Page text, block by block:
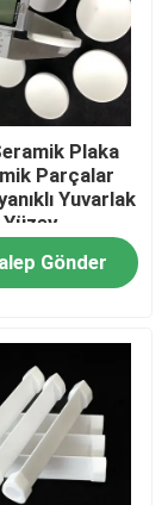
Plaka
Parçalar
Yuvarlak
Gönder